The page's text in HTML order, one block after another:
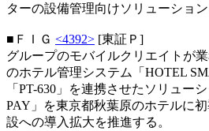
ターの設備管理向けソリューション
■ＦＩＧ <4392> [東証Ｐ]
グループのモバイルクリエイトが
のホテル管理システム「HOTEL
「PT-630」を連携させたソリュー
PAY」を東京都秋葉原のホテルに
設への導入拡大を推進する。